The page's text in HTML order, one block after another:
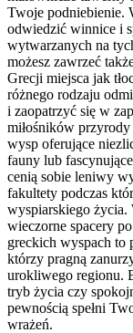
Twoje podniebienie.
odwiedzić winnice i
wytwarzanych na
możesz zawrzeć
Grecji miejsca jak
różnego rodzaju
i zaopatrzyć się w
miłośników
wysp oferujące
fauny lub
cenią sobie leniwy
fakultety podczas
wyspiarskiego życia.
wieczorne spacery
greckich wyspach to
którzy pragną
urokliwego regionu.
tryb życia czy
pewnością spełni
wrażeń.